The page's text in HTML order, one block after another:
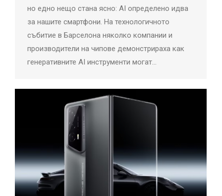
но едно нещо стана ясно: AI определено идва
за нашите смартфони. На технологичното
събитие в Барселона няколко компании и
производители на чипове демонстрираха как
генеративните AI инструменти могат…